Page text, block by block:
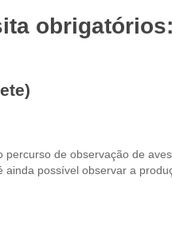
obrigatórios:
de observação de
possível observar a